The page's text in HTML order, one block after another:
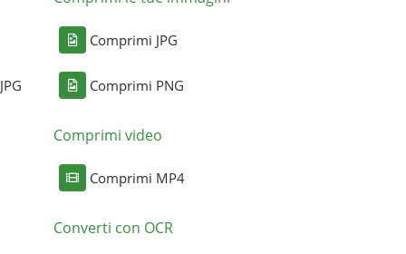
Comprimi JPG
Comprimi PNG
Comprimi video
Comprimi MP4
Converti con OCR